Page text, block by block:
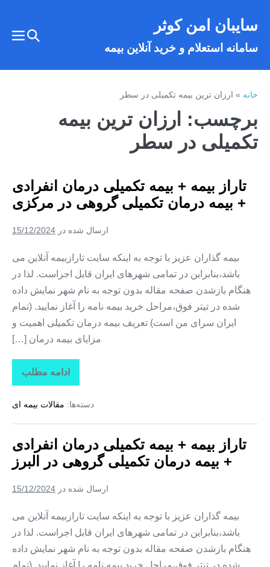
سایبان امن کوثر
سامانه استعلام و خرید آنلاین بیمه
تغییر
خانه»ارزان ترین بیمه تکمیلی در سطر
برچسب: ارزان ترین بیمه
تکمیلی در سطر
تاراز بیمه + بیمه تکمیلی درمان انفرادی
+ بیمه درمان تکمیلی گروهی در مرکزی
ارسال شده در 15/12/2024
بیمه گذاران عزیز با توجه به اینکه سایت تارازبیمه آنلاین می
باشد،بنابراین در تمامی شهرهای ایران قابل اجراست. لذا در
هنگام بازشدن صفحه مقاله بدون توجه به نام شهر نمایش داده
شده در تیتر فوق،مراحل خرید بیمه نامه را آغاز نمایید. (تمام
ایران سرای من است) تعریف بیمه درمان تکمیلی اهمیت و
مزایای بیمه درمان […]
ادامه مطلب
تاراز
بیمه
بیمه
درمان
+
بیمه
درمان
تکمیلی
در
دسته‌ها: مقالات بیمه ای
تاراز بیمه + بیمه تکمیلی درمان انفرادی
+ بیمه درمان تکمیلی گروهی در البرز
ارسال شده در 15/12/2024
بیمه گذاران عزیز با توجه به اینکه سایت تارازبیمه آنلاین می
باشد،بنابراین در تمامی شهرهای ایران قابل اجراست. لذا در
هنگام بازشدن صفحه مقاله بدون توجه به نام شهر نمایش داده
شده در تیتر فوق،مراحل خرید بیمه نامه را آغاز نمایید. (تمام